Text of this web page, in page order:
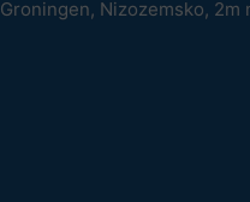
Groningen, Nizozemsko, 2m